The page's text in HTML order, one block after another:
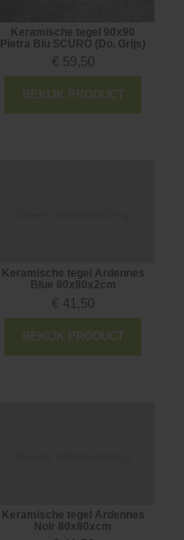
Keramische tegel 90x90
Pietra Blu SCURO (Do. Grijs)
€ 59,50
BEKIJK PRODUCT
Keramische tegel Ardennes
Blue 80x80x2cm
€ 41,50
BEKIJK PRODUCT
Keramische tegel Ardennes
Noir 80x80xcm